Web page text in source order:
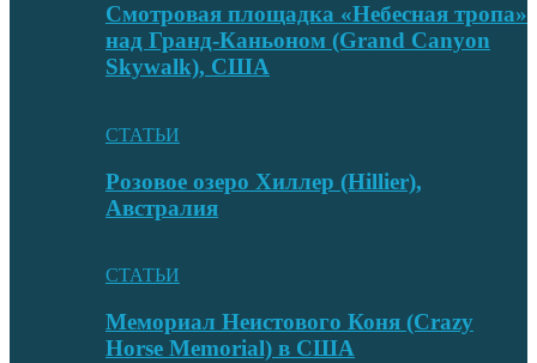
Смотровая площадка «Небесная тропа»
над Гранд-Каньоном (Grand Canyon
Skywalk), США
СТАТЬИ
Розовое озеро Хиллер (Hillier),
Австралия
СТАТЬИ
Мемориал Неистового Коня (Crazy
Horse Memorial) в США